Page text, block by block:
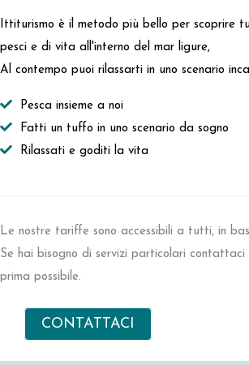
Ittiturismo è il metodo più bello per scoprire
pesci e di vita all'interno del mar ligure,
Al contempo puoi rilassarti in uno scenario
Pesca insieme a noi
Fatti un tuffo in uno scenario da sogno
Rilassati e goditi la vita
Le nostre tariffe sono accessibili a tutti, in
Se hai bisogno di servizi particolari contattaci
prima possibile.
CONTATTACI